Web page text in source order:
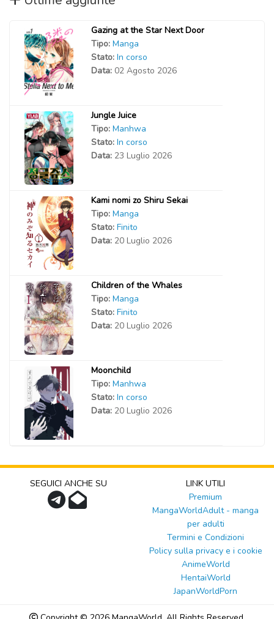
Gazing at the Star Next Door
Tipo: Manga
Stato: In corso
Data: 02 Agosto 2026
Jungle Juice
Tipo: Manhwa
Stato: In corso
Data: 23 Luglio 2026
Kami nomi zo Shiru Sekai
Tipo: Manga
Stato: Finito
Data: 20 Luglio 2026
Children of the Whales
Tipo: Manga
Stato: Finito
Data: 20 Luglio 2026
Moonchild
Tipo: Manhwa
Stato: In corso
Data: 20 Luglio 2026
SEGUICI ANCHE SU
LINK UTILI
Premium
MangaWorldAdult - manga
per adulti
Termini e Condizioni
Policy sulla privacy e i cookie
AnimeWorld
HentaiWorld
JapanWorldPorn